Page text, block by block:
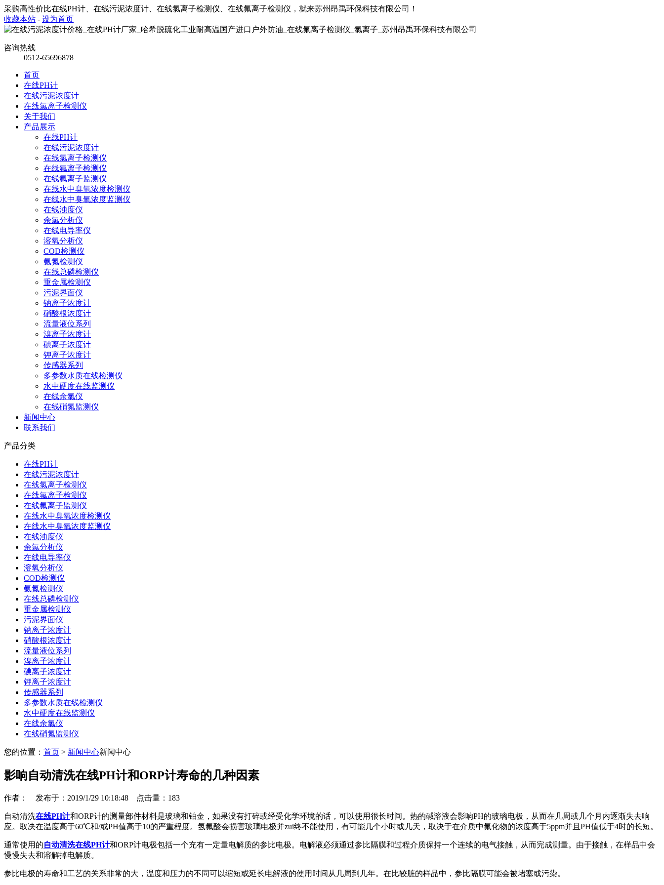
采购高性价比在线PH计、在线污泥浓度计、在线氯离子检测仪、在线氟离子检测仪，就来苏州昂禹环保科技有限公司！
收藏本站 - 设为首页
咨询热线
0512-65696878
首页
在线PH计
在线污泥浓度计
在线氯离子检测仪
关于我们
产品展示
在线PH计
在线污泥浓度计
在线氯离子检测仪
在线氟离子检测仪
在线氟离子监测仪
在线水中臭氧浓度检测仪
在线水中臭氧浓度监测仪
在线浊度仪
余氯分析仪
在线电导率仪
溶氧分析仪
COD检测仪
氨氮检测仪
在线总磷检测仪
重金属检测仪
污泥界面仪
钠离子浓度计
硝酸根浓度计
流量液位系列
溴离子浓度计
碘离子浓度计
钾离子浓度计
传感器系列
多参数水质在线检测仪
水中硬度在线监测仪
在线余氯仪
在线硝氮监测仪
新闻中心
联系我们
产品分类
在线PH计
在线污泥浓度计
在线氯离子检测仪
在线氟离子检测仪
在线氟离子监测仪
在线水中臭氧浓度检测仪
在线水中臭氧浓度监测仪
在线浊度仪
余氯分析仪
在线电导率仪
溶氧分析仪
COD检测仪
氨氮检测仪
在线总磷检测仪
重金属检测仪
污泥界面仪
钠离子浓度计
硝酸根浓度计
流量液位系列
溴离子浓度计
碘离子浓度计
钾离子浓度计
传感器系列
多参数水质在线检测仪
水中硬度在线监测仪
在线余氯仪
在线硝氮监测仪
您的位置： 首页 > 新闻中心新闻中心
影响自动清洗在线PH计和ORP计寿命的几种因素
作者： 发布于：2019/1/29 10:18:48 点击量： 183
自动清洗在线PH计和ORP计的测量部件材料是玻璃和铂金，如果没有打碎或经受化学环境的话，可以使用很长时间。热的碱溶液会影响PH的玻璃电极，从而在几周或几个月内逐渐失去响
应。取决在温度高于60℃和/或PH值高于10的严重程度。氢氟酸会损害玻璃电极并zui终不能使用，有可能几个小时或几天，取决于在介质中氟化物的浓度高于5ppm并且PH值低于4时的长短。
通常使用的自动清洗在线PH计和ORP计电极包括一个充有一定量电解质的参比电极。电解液必须通过参比隔膜和过程介质保持一个连续的电气接触，从而完成测量。由于接触，在样品中会
慢慢失去和溶解掉电解质。
参比电极的寿命和工艺的关系非常的大，温度和压力的不同可以缩短或延长电解液的使用时间从几周到几年。在比较脏的样品中，参比隔膜可能会被堵塞或污染。